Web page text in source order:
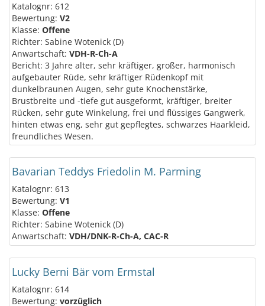
Katalognr: 612
Bewertung: V2
Klasse: Offene
Richter: Sabine Wotenick (D)
Anwartschaft: VDH-R-Ch-A
Bericht: 3 Jahre alter, sehr kräftiger, großer, harmonisch
aufgebauter Rüde, sehr kräftiger Rüdenkopf mit
dunkelbraunen Augen, sehr gute Knochenstärke,
Brustbreite und -tiefe gut ausgeformt, kräftiger, breiter
Rücken, sehr gute Winkelung, frei und flüssiges Gangwerk,
hinten etwas eng, sehr gut gepflegtes, schwarzes Haarkleid,
freundliches Wesen.
Bavarian Teddys Friedolin M. Parming
Katalognr: 613
Bewertung: V1
Klasse: Offene
Richter: Sabine Wotenick (D)
Anwartschaft: VDH/DNK-R-Ch-A, CAC-R
Lucky Berni Bär vom Ermstal
Katalognr: 614
Bewertung: vorzüglich